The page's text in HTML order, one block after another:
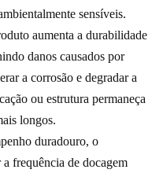
sensíveis.
aumenta a durabilidade
danos causados ​​por
a corrosão e degradar a
ou estrutura permaneça
longos.
duradouro, o
frequência de docagem